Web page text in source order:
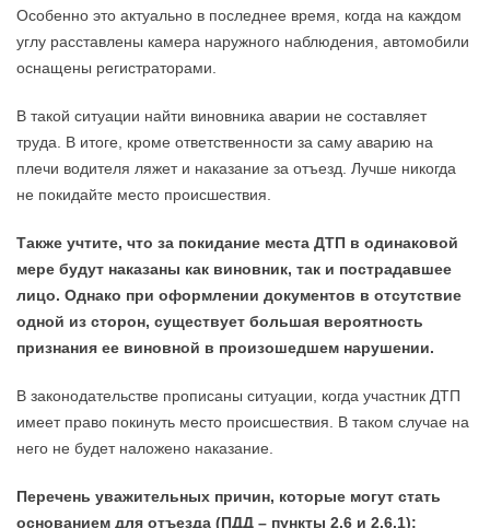
Особенно это актуально в последнее время, когда на каждом
углу расставлены камера наружного наблюдения, автомобили
оснащены регистраторами.
В такой ситуации найти виновника аварии не составляет
труда. В итоге, кроме ответственности за саму аварию на
плечи водителя ляжет и наказание за отъезд. Лучше никогда
не покидайте место происшествия.
Также учтите, что за покидание места ДТП в одинаковой
мере будут наказаны как виновник, так и пострадавшее
лицо. Однако при оформлении документов в отсутствие
одной из сторон, существует большая вероятность
признания ее виновной в произошедшем нарушении.
В законодательстве прописаны ситуации, когда участник ДТП
имеет право покинуть место происшествия. В таком случае на
него не будет наложено наказание.
Перечень уважительных причин, которые могут стать
основанием для отъезда (ПДД – пункты 2.6 и 2.6.1):